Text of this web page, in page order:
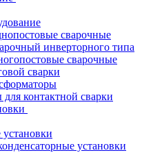
сварочные
инверторного типа
сварочные
сварки
контактной сварки
установки